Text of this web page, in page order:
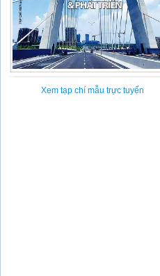
Xem tạp chí mẫu trực tuyến